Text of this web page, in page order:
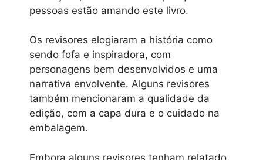
pessoas estão amando este livro.
Os revisores elogiaram a história como
sendo fofa e inspiradora, com
personagens bem desenvolvidos e uma
narrativa envolvente. Alguns revisores
também mencionaram a qualidade da
edição, com a capa dura e o cuidado na
embalagem.
Embora alguns revisores tenham relatado